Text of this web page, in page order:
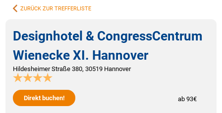
ZURÜCK ZUR TREFFERLISTE
Designhotel & CongressCentrum
Wienecke XI. Hannover
Hildesheimer Straße 380, 30519 Hannover
Direkt buchen! ab 93€